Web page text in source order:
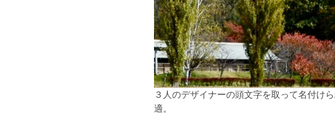
３人のデザイナーの頭文字を取って名付け
適。